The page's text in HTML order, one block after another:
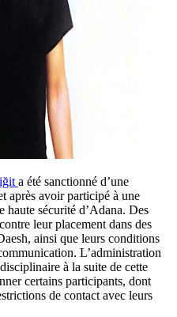
a été sanctionné d’une
après avoir participé à une
haute sécurité d’Adana. Des
leur placement dans des
ainsi que leurs conditions
L’administration
à la suite de cette
certains participants, dont
de contact avec leurs